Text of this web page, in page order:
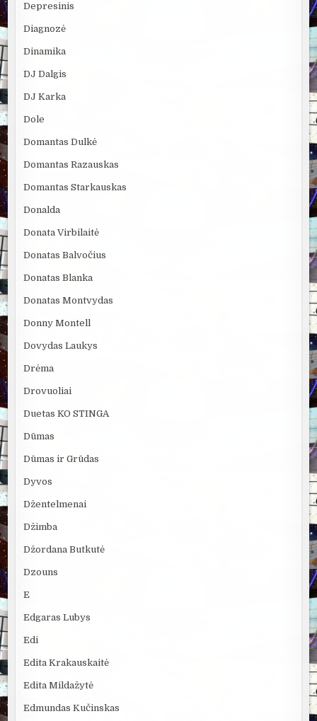
Depresinis
Diagnozė
Dinamika
DJ Dalgis
DJ Karka
Dole
Domantas Dulkė
Domantas Razauskas
Domantas Starkauskas
Donalda
Donata Virbilaitė
Donatas Balvočius
Donatas Blanka
Donatas Montvydas
Donny Montell
Dovydas Laukys
Drėma
Drovuoliai
Duetas KO STINGA
Dūmas
Dūmas ir Grūdas
Dyvos
Džentelmenai
Džimba
Džordana Butkutė
Dzouns
E
Edgaras Lubys
Edi
Edita Krakauskaitė
Edita Mildažytė
Edmundas Kučinskas